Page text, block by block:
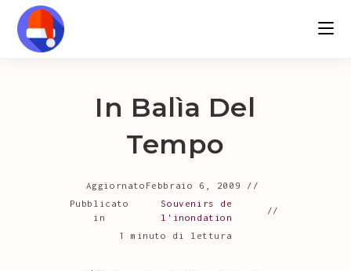
Salta
contenuto
In Balìa Del
Tempo
Aggiornato Febbraio 6, 2009
Pubblicato
in
Souvenirs de
l'inondation
1 minuto di lettura